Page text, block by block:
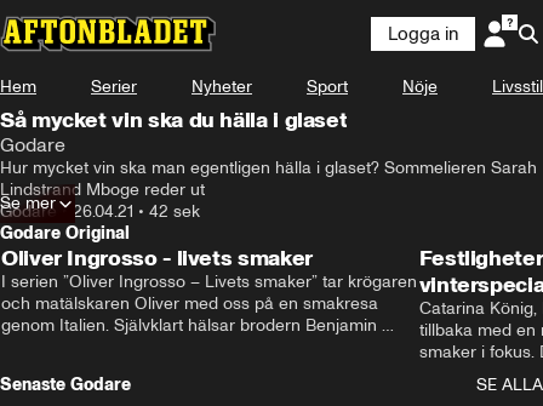
Logga in
Hem Serier Nyheter Sport Nöje Livsstil
Så mycket vin ska du hälla i glaset
Godare
Hur mycket vin ska man egentligen hälla i glaset? Sommelieren Sarah
Lindstrand Mboge reder ut
Godare • 26.04.21 • 42 sek
Se mer
Godare Original
Oliver Ingrosso - livets smaker
I serien ”Oliver Ingrosso – Livets smaker” tar krögaren
och matälskaren Oliver med oss på en smakresa
genom Italien. Självklart hälsar brodern Benjamin
Catarina
tillbaka med en
smaker i fokus.
julfavoriter
Senaste Godare
SE ALLA